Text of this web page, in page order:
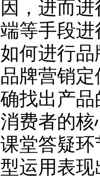
，进而
等手段
何进行
牌营销
找出产
费者的
堂答疑
运用表